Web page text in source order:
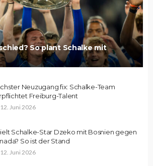
So plant Schalke mit
Neuzugang fix: Schalke-Team
Freiburg-Talent
12. Juni 2026
Schalke-Star Dzeko mit Bosnien gegen
So ist der Stand
12. Juni 2026